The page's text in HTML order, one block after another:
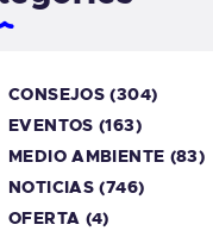
CONSEJOS (304)
EVENTOS (163)
MEDIO AMBIENTE (83)
NOTICIAS (746)
OFERTA (4)